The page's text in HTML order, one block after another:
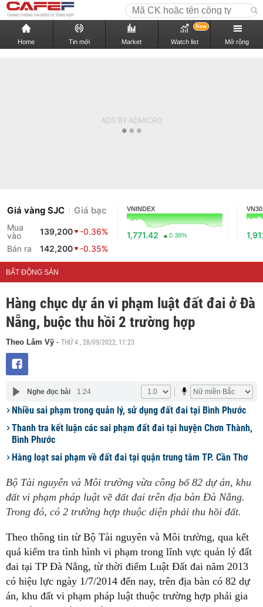
Home Tin mới Market Watch list
New
Mở rộng
Giá vàng SJC Giá bạc
Mua
vào
139,200
-0.36%
Bán ra
142,200 -0.35%
VNINDEX
1,771.42 0.38%
VN30
BẤT ĐỘNG SẢN
Hàng chục dự án vi phạm luật đất đai ở Đà
Nẵng, buộc thu hồi 2 trường hợp
Theo Lâm Vỹ - THỨ 4 , 28/09/2022, 11:23
Nghe đọc bài 1:24
Nhiều sai phạm trong quản lý, sử dụng đất đai tại Bình Phước
Thanh tra kết luận các sai phạm đất đai tại huyện Chơn Thành,
Bình Phước
Hàng loạt sai phạm về đất đai tại quận trung tâm TP. Cần Thơ
Bộ Tài nguyên và Môi trường vừa công bố 82 dự án, khu
đất vi phạm pháp luật về đất đai trên địa bàn Đà Nẵng.
Trong đó, có 2 trường hợp thuộc diện phải thu hồi đất.
Theo thông tin từ Bộ Tài nguyên và Môi trường, qua kết
quả kiểm tra tình hình vi phạm trong lĩnh vực quản lý đất
đai tại TP Đà Nẵng, từ thời điểm Luật Đất đai năm 2013
có hiệu lực ngày 1/7/2014 đến nay, trên địa bàn có 82 dự
án, khu đất vi phạm pháp luật thuộc trường hợp phải gia